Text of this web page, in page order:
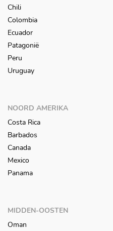
Chili
Colombia
Ecuador
Patagonië
Peru
Uruguay
NOORD AMERIKA
Costa Rica
Barbados
Canada
Mexico
Panama
MIDDEN-OOSTEN
Oman